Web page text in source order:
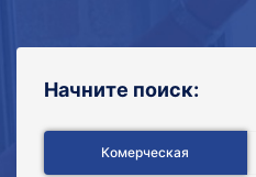
Начните поиск:
Комерческая